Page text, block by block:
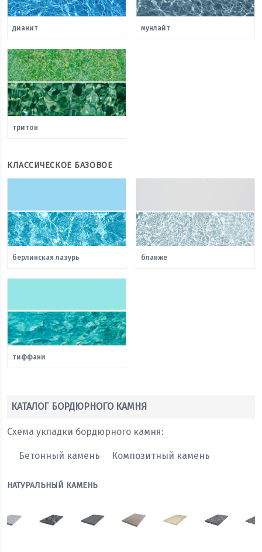
дианит мунлайт
тритон
КЛАССИЧЕСКОЕ БАЗОВОЕ
берлинская лазурь бланже
тиффани
КАТАЛОГ БОРДЮРНОГО КАМНЯ
Схема укладки бордюрного камня:
Бетонный камень Композитный камень
НАТУРАЛЬНЫЙ КАМЕНЬ